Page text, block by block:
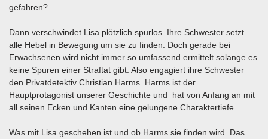
gefahren?
Dann verschwindet Lisa plötzlich spurlos. Ihre Schwester setzt
alle Hebel in Bewegung um sie zu finden. Doch gerade bei
Erwachsenen wird nicht immer so umfassend ermittelt solange es
keine Spuren einer Straftat gibt. Also engagiert ihre Schwester
den Privatdetektiv Christian Harms. Harms ist der
Hauptprotagonist unserer Geschichte und hat von Anfang an mit
all seinen Ecken und Kanten eine gelungene Charaktertiefe.
Was mit Lisa geschehen ist und ob Harms sie finden wird. Das